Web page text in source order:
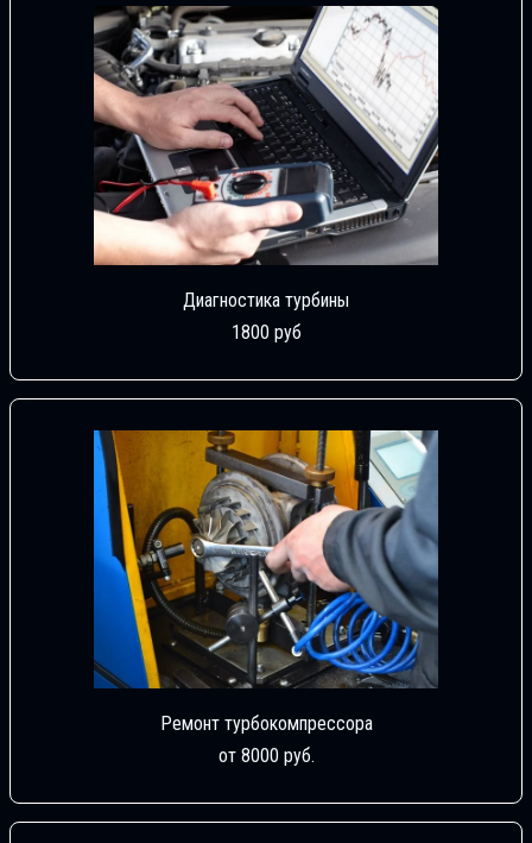
Диагностика турбины
1800 руб
Ремонт турбокомпрессора
от 8000 руб.